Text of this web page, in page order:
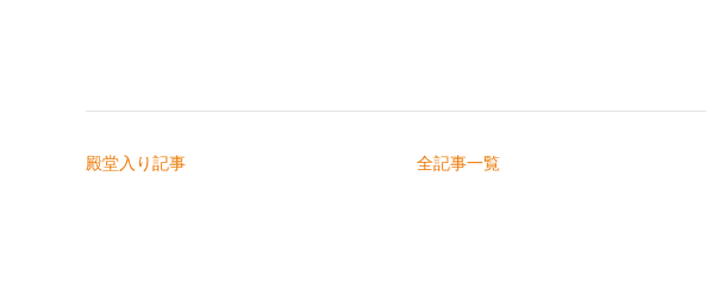
殿堂入り記事 全記事一覧